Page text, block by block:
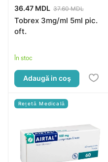
36.47 MDL 37.60 MDL
Tobrex 3mg/ml 5ml pic.
oft.
În stoc
Adaugă in coş
Rețetă Medicală